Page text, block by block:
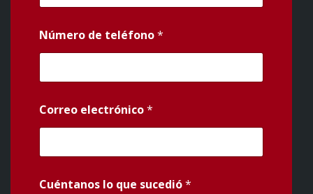
Número de teléfono*
Correo electrónico*
Cuéntanos lo que sucedió*